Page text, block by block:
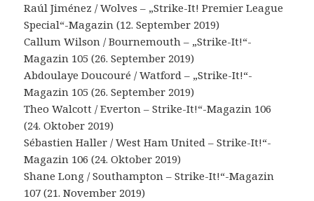
Raúl Jiménez / Wolves – „Strike-It! Premier League
Special“-Magazin (12. September 2019)
Callum Wilson / Bournemouth – „Strike-It!“-
Magazin 105 (26. September 2019)
Abdoulaye Doucouré / Watford – „Strike-It!“-
Magazin 105 (26. September 2019)
Theo Walcott / Everton – Strike-It!“-Magazin 106
(24. Oktober 2019)
Sébastien Haller / West Ham United – Strike-It!“-
Magazin 106 (24. Oktober 2019)
Shane Long / Southampton – Strike-It!“-Magazin
107 (21. November 2019)